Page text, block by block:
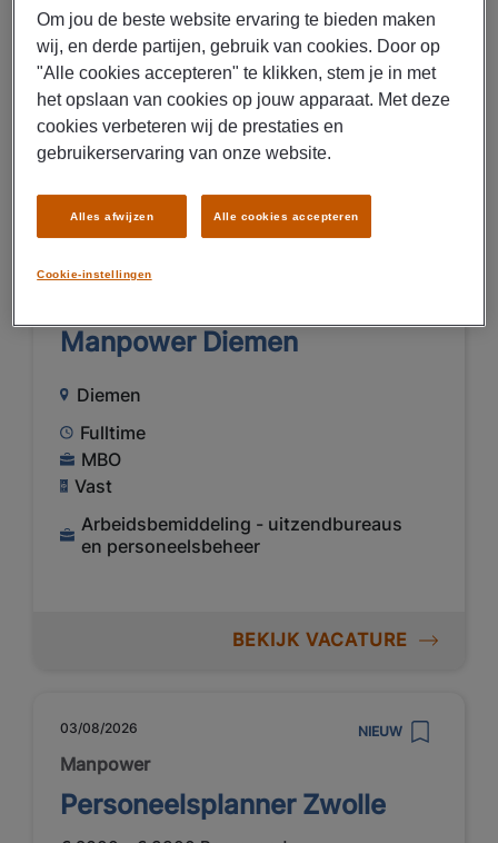
Uitzenden
Chemische industrie
BEKIJK VACATURE
NIEUW
Manpower B.V.
Manpower Diemen
Diemen
Fulltime
MBO
Vast
Arbeidsbemiddeling - uitzendbureaus
en personeelsbeheer
BEKIJK VACATURE
03/08/2026 NIEUW
Manpower
Personeelsplanner Zwolle
Om jou de beste website ervaring te bieden maken
wij, en derde partijen, gebruik van cookies. Door op
"Alle cookies accepteren" te klikken, stem je in met
het opslaan van cookies op jouw apparaat. Met deze
cookies verbeteren wij de prestaties en
gebruikerservaring van onze website.
Cookie-instellingen
Alles afwijzen Alle cookies accepteren